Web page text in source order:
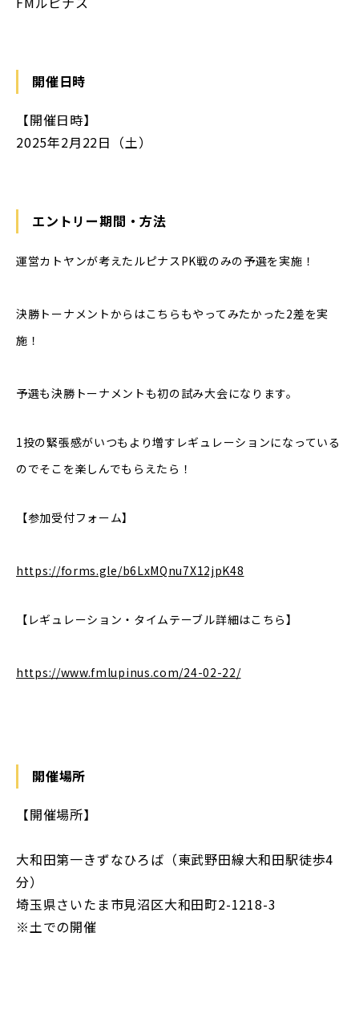
開催日時
【開催日時】
2025年2月22日（土）
エントリー期間・方法
運営カトヤンが考えたルピナスPK戦のみの予選を実施！
決勝トーナメントからはこちらもやってみたかった2差を実
施！
予選も決勝トーナメントも初の試み大会になります。
1投の緊張感がいつもより増すレギュレーションになっている
のでそこを楽しんでもらえたら！
【参加受付フォーム】
https://forms.gle/b6LxMQnu7X12jpK48
【レギュレーション・タイムテーブル詳細はこちら】
https://www.fmlupinus.com/24-02-22/
開催場所
【開催場所】
大和田第一きずなひろば（東武野田線大和田駅徒歩4
分）
埼玉県さいたま市見沼区大和田町2-1218-3
※土での開催